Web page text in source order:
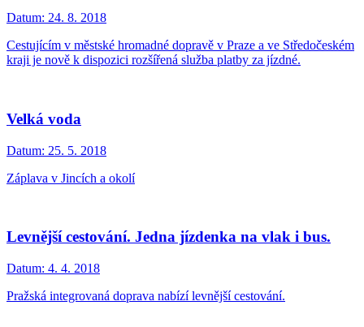
Datum: 24. 8. 2018
Cestujícím v městské hromadné dopravě v Praze a ve Středočeském
kraji je nově k dispozici rozšířená služba platby za jízdné.
Velká voda
Datum: 25. 5. 2018
Záplava v Jincích a okolí
Levnější cestování. Jedna jízdenka na vlak i bus.
Datum: 4. 4. 2018
Pražská integrovaná doprava nabízí levnější cestování.